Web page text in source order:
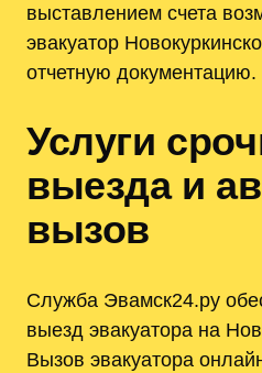
выставлением счета
эвакуатор
отчетную документацию.
Услуги
выезда и
вызов
Служба Эвамск24.ру
выезд эвакуатора на
Вызов эвакуатора